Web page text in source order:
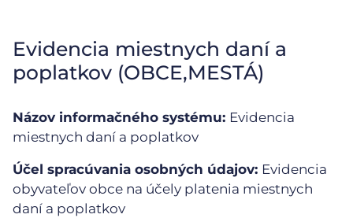
Evidencia miestnych daní a
poplatkov (OBCE,MESTÁ)
Názov informačného systému: Evidencia
miestnych daní a poplatkov
Účel spracúvania osobných údajov: Evidencia
obyvateľov obce na účely platenia miestnych
daní a poplatkov